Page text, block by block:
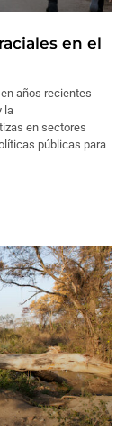
en el
años recientes
la
en sectores
públicas para